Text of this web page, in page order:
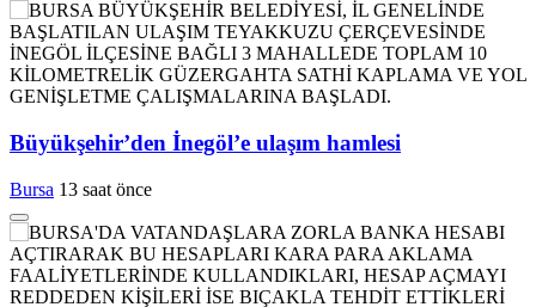
Büyükşehir’den İnegöl’e ulaşım hamlesi
Bursa 13 saat önce